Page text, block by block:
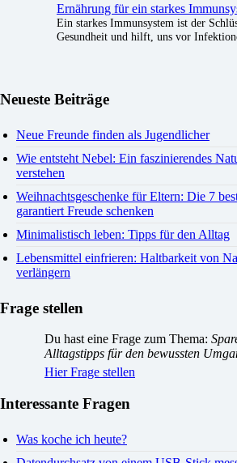
Ernährung für ein starkes
Ein starkes Immunsystem ist der
Gesundheit und hilft, uns vor
Neueste Beiträge
Neue Freunde finden als Jugendlicher
Wie entsteht Nebel: Ein faszinierendes
verstehen
Weihnachtsgeschenke für Eltern: Die 7
garantiert Freude schenken
Minimalistisch leben: Tipps für den Alltag
Lebensmittel einfrieren: Haltbarkeit von
verlängern
Frage stellen
Du hast eine Frage zum Thema:
Alltagstipps für den bewussten
Hier Frage stellen
Interessante Fragen
Was koche ich heute?